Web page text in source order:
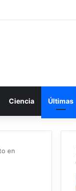
Ciencia Últimas
en